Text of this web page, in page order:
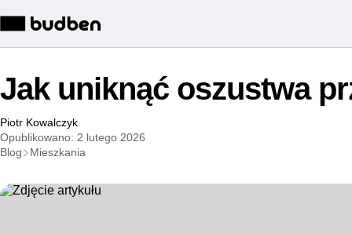
Jak uniknąć oszustwa
Piotr Kowalczyk
Opublikowano: 2 lutego 2026
Blog
Mieszkania